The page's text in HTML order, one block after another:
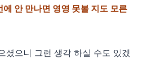
안 만나면 영영 못볼 지도 모른
셨으니 그런 생각 하실 수도 있겠